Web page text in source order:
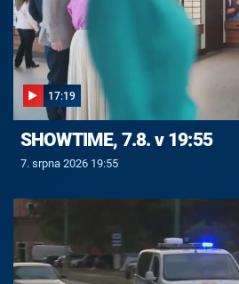
17:19
SHOWTIME, 7.8. v 19:55
7. srpna 2026 19:55